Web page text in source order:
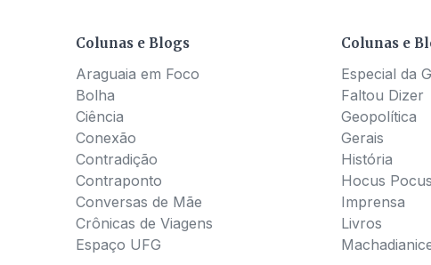
Colunas e Blogs
Araguaia em Foco
Bolha
Ciência
Conexão
Contradição
Contraponto
Conversas de Mãe
Crônicas de Viagens
Espaço UFG
Colunas e
Especial da
Faltou Dizer
Geopolítica
Gerais
História
Hocus Pocus
Imprensa
Livros